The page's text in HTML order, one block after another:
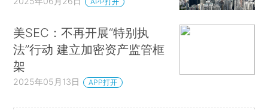
美SEC：不再开展“特别执
法”行动 建立加密资产监管框
架
2025年05月13日 APP打开